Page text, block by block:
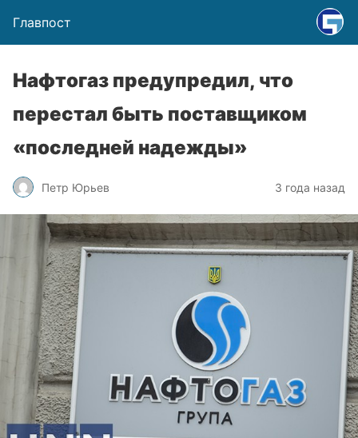
Главпост
Нафтогаз предупредил, что
перестал быть поставщиком
«последней надежды»
Петр Юрьев 3 года назад